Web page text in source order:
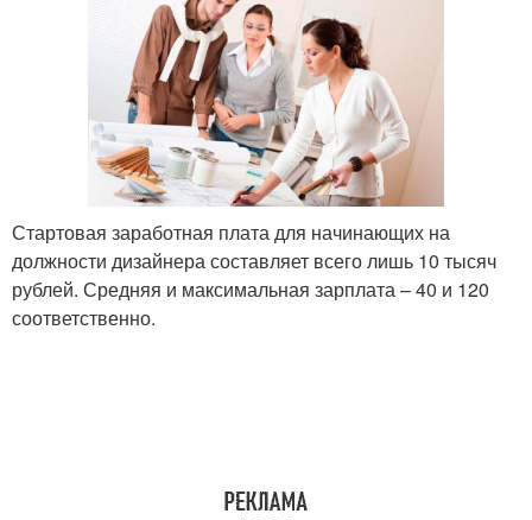
Стартовая заработная плата для начинающих на
должности дизайнера составляет всего лишь 10 тысяч
рублей. Средняя и максимальная зарплата – 40 и 120
соответственно.